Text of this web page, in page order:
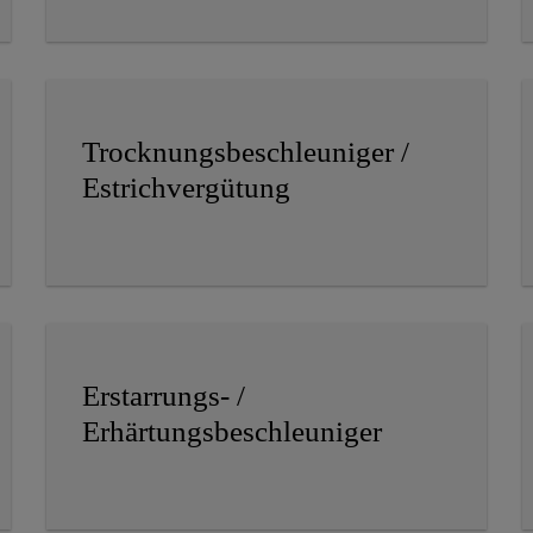
Trocknungsbeschleuniger /
Estrichvergütung
Erstarrungs- /
Erhärtungsbeschleuniger